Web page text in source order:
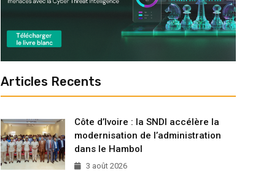
Articles Recents
Côte d’Ivoire : la SNDI accélère la
modernisation de l’administration
dans le Hambol
3 août 2026